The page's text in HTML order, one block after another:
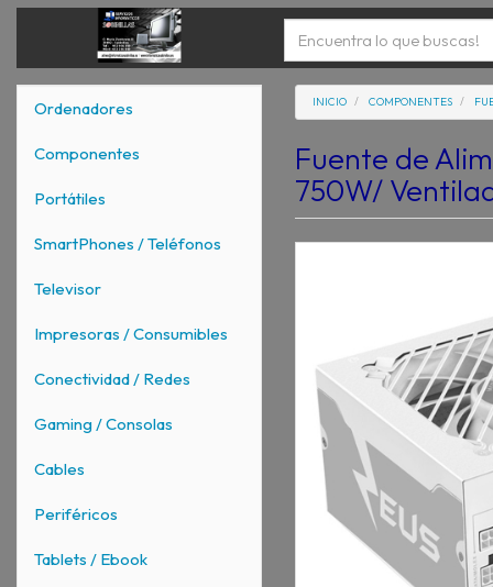
Ordenadores
Componentes
Portátiles
SmartPhones / Teléfonos
Televisor
Impresoras / Consumibles
Conectividad / Redes
Gaming / Consolas
Cables
Periféricos
Tablets / Ebook
INICIO COMPONENTES
Fuente de
750W/